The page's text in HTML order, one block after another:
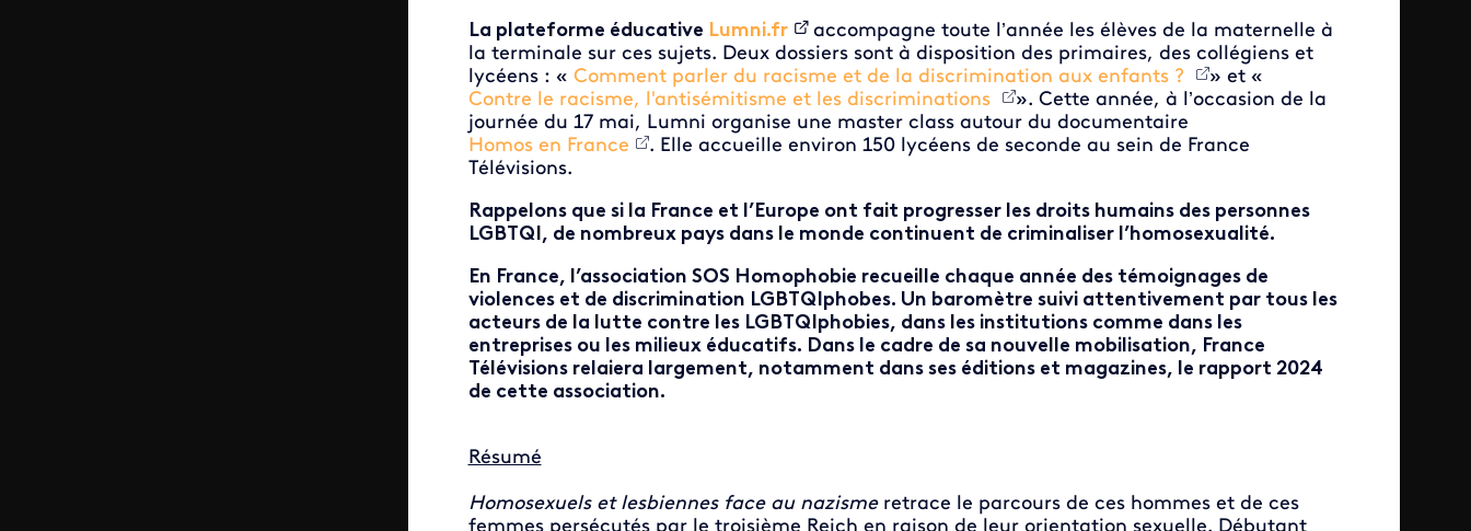
La plateforme éducative Lumni.fr
accompagne toute l’année les élèves de la maternelle à
la terminale sur ces sujets. Deux dossiers sont à disposition des primaires, des collégiens et
lycéens : « Comment parler du racisme et de la discrimination aux enfants ?
» et «
Contre le racisme, l'antisémitisme et les discriminations
». Cette année, à l’occasion de la
journée du 17 mai, Lumni organise une master class autour du documentaire
Homos en France
. Elle accueille environ 150 lycéens de seconde au sein de France
Télévisions.
Rappelons que si la France et l’Europe ont fait progresser les droits humains des personnes
LGBTQI, de nombreux pays dans le monde continuent de criminaliser l’homosexualité.
En France, l’association SOS Homophobie recueille chaque année des témoignages de
violences et de discrimination LGBTQIphobes. Un baromètre suivi attentivement par tous les
acteurs de la lutte contre les LGBTQIphobies, dans les institutions comme dans les
entreprises ou les milieux éducatifs. Dans le cadre de sa nouvelle mobilisation, France
Télévisions relaiera largement, notamment dans ses éditions et magazines, le rapport 2024
de cette association.
Résumé
Homosexuels et lesbiennes face au nazismeretrace le parcours de ces hommes et de ces